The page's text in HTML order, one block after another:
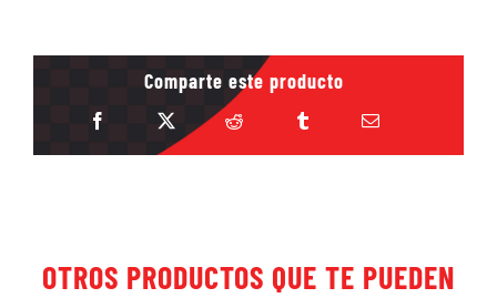
Comparte este producto
OTROS PRODUCTOS QUE TE PUEDEN